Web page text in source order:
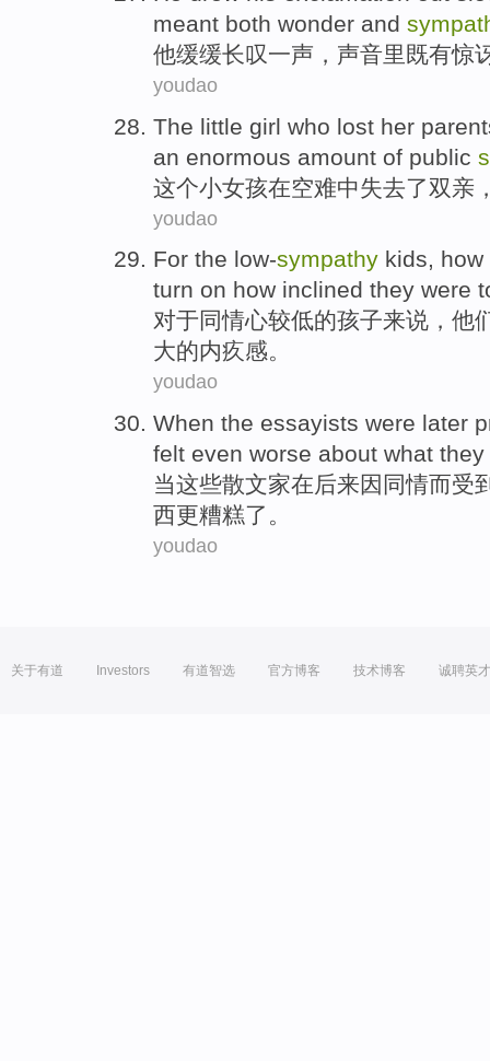
meant both wonder and
他缓缓长叹一声，声音里 既有惊
youdao
The little girl who lost her
an enormous amount of public
这个小女孩在空难中失去了双亲
youdao
For the low-sympathy kids, how
turn on how inclined they were
对于同情心较低的孩子来说， 他
大的内疚感。
youdao
When the essayists were later
felt even worse about what they
当这些散文家在后来因 同情而受
西更糟糕了。
youdao
关于有道 Investors 有道智选 官方博客 技术博客 诚聘英才